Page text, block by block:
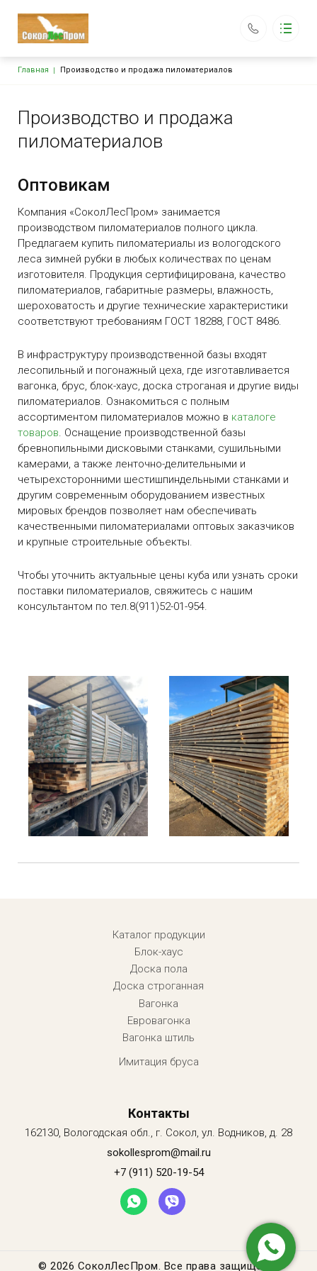
Продажа пиломатериалов
Оптовикам
Цены
sokollesprom@mail.ru
Строка навигации
Главная Производство и продажа пиломатериалов
Производство и продажа
пиломатериалов
Оптовикам
Компания «СоколЛесПром» занимается
производством пиломатериалов полного цикла.
Предлагаем купить пиломатериалы из вологодского
леса зимней рубки в любых количествах по ценам
изготовителя. Продукция сертифицирована, качество
пиломатериалов, габаритные размеры, влажность,
шероховатость и другие технические характеристики
соответствуют требованиям ГОСТ 18288, ГОСТ 8486.
В инфраструктуру производственной базы входят
лесопильный и погонажный цеха, где изготавливается
вагонка, брус, блок-хаус, доска строганая и другие виды
пиломатериалов. Ознакомиться с полным
ассортиментом пиломатериалов можно в каталоге
товаров. Оснащение производственной базы
бревнопильными дисковыми станками, сушильными
камерами, а также ленточно-делительными и
четырехсторонними шестишпиндельными станками и
другим современным оборудованием известных
мировых брендов позволяет нам обеспечивать
качественными пиломатериалами оптовых заказчиков
и крупные строительные объекты.
Чтобы уточнить актуальные цены куба или узнать сроки
поставки пиломатериалов, свяжитесь с нашим
консультантом по тел.8(911)52-01-954.
Menu footerКаталог продукции
Блок-хаус
Доска пола
Доска строганная
Вагонка
Евровагонка
Вагонка штиль
Имитация бруса
Контакты
162130, Вологодская обл., г. Сокол, ул. Водников, д. 28
sokollesprom@mail.ru
+7 (911) 520-19-54
© 2026 СоколЛесПром. Все права защищены.